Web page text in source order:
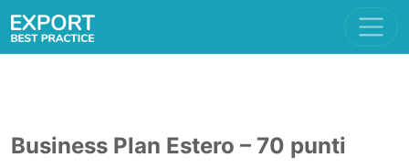
Business Plan Estero – 70 punti